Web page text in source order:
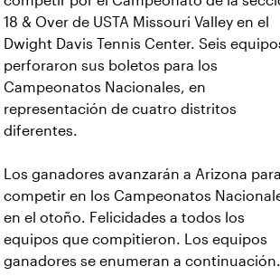
18 & Over de USTA Missouri Valley en el
Dwight Davis Tennis Center. Seis
perforaron sus boletos para los
Campeonatos Nacionales, en
representación de cuatro distritos
diferentes.
Los ganadores avanzarán a Arizona para
competir en los Campeonatos
en el otoño. Felicidades a todos los
equipos que compitieron. Los equipos
ganadores se enumeran a continuación.